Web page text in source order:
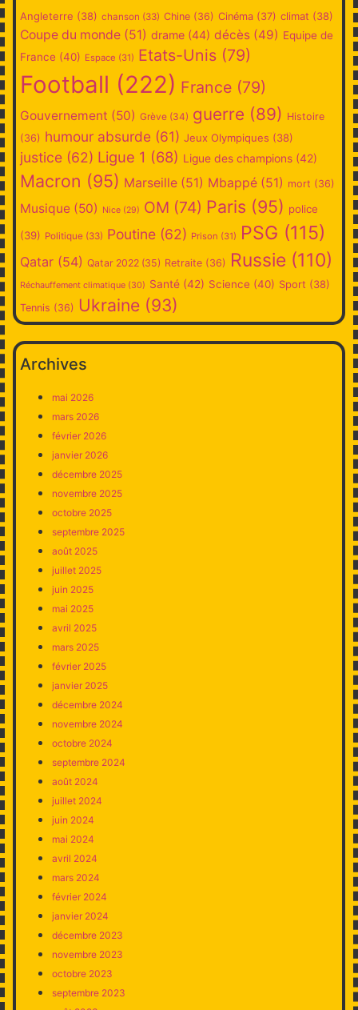
Angleterre (38) chanson (33) Chine (36) Cinéma (37) climat (38)
Coupe du monde (51) drame (44) décès (49) Equipe de
France (40) Espace (31) Etats-Unis (79)
Football (222) France (79)
Gouvernement (50) Grève (34) guerre (89) Histoire
(36) humour absurde (61) Jeux Olympiques (38)
justice (62) Ligue 1 (68) Ligue des champions (42)
Macron (95) Marseille (51) Mbappé (51) mort (36)
Musique (50) Nice (29) OM (74) Paris (95) police
(39) Politique (33) Poutine (62) Prison (31) PSG (115)
Qatar (54) Qatar 2022 (35) Retraite (36) Russie (110)
Réchauffement climatique (30) Santé (42) Science (40) Sport (38)
Tennis (36) Ukraine (93)
Archives
mai 2026
mars 2026
février 2026
janvier 2026
décembre 2025
novembre 2025
octobre 2025
septembre 2025
août 2025
juillet 2025
juin 2025
mai 2025
avril 2025
mars 2025
février 2025
janvier 2025
décembre 2024
novembre 2024
octobre 2024
septembre 2024
août 2024
juillet 2024
juin 2024
mai 2024
avril 2024
mars 2024
février 2024
janvier 2024
décembre 2023
novembre 2023
octobre 2023
septembre 2023